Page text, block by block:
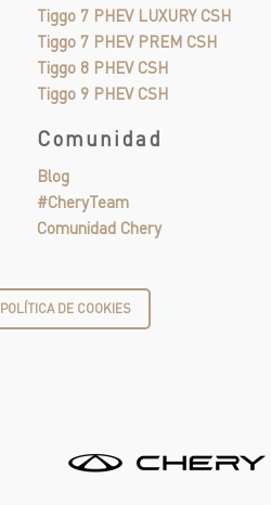
Tiggo 7 PHEV LUXURY CSH
Tiggo 7 PHEV PREM CSH
Tiggo 8 PHEV CSH
Tiggo 9 PHEV CSH
Comunidad
Blog
#CheryTeam
Comunidad Chery
POLÍTICA DE COOKIES